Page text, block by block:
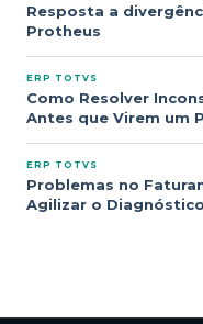
Resposta a
Protheus
ERP TOTVS
Como Resolver
Antes que Virem um
ERP TOTVS
Problemas no
Agilizar o